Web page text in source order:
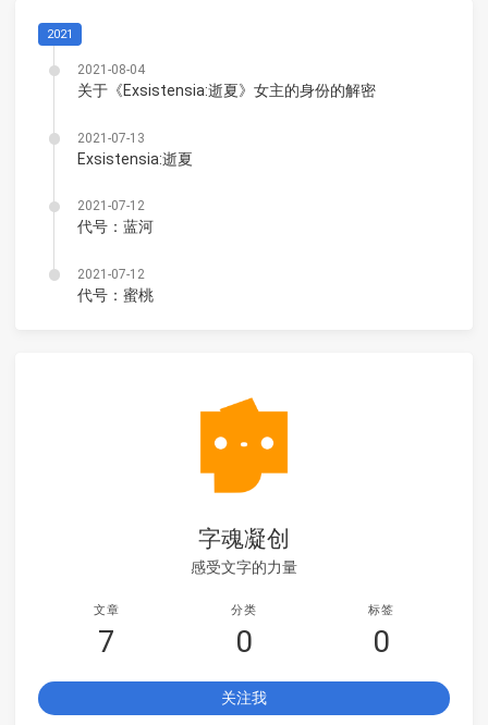
2021
2021-08-04
关于《Exsistensia:逝夏》女主的身份的解密
2021-07-13
Exsistensia:逝夏
2021-07-12
代号：蓝河
2021-07-12
代号：蜜桃
字魂凝创
感受文字的力量
文章
7
分类
0
标签
0
关注我